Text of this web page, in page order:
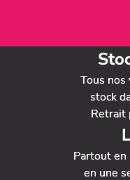
Tous nos
stock
Retrait
Partout
en une